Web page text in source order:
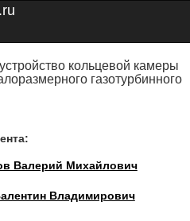
кольцевой камеры
газотурбинного
Валерий Михайлович
Владимирович